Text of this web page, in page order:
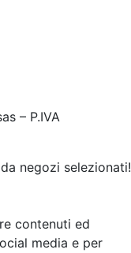
– P.IVA
negozi selezionati!
contenuti ed
media e per